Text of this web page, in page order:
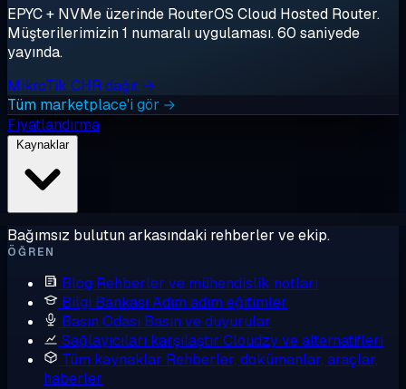
EPYC + NVMe üzerinde RouterOS Cloud Hosted Router.
Müşterilerimizin 1 numaralı uygulaması. 60 saniyede
yayında.
MikroTik CHR dağıt →
Tüm marketplace'i gör →
Fiyatlandırma
Kaynaklar
Bağımsız bulutun arkasındaki rehberler ve ekip.
ÖĞREN
Blog Rehberler ve mühendislik notları
Bilgi Bankası Adım adım eğitimler
Basın Odası Basın ve duyurular
Sağlayıcıları karşılaştır Cloudzy ve alternatifleri
Tüm kaynaklar Rehberler, dokümanlar, araçlar,
haberler